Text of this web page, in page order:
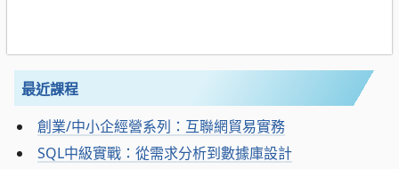
最近課程
創業/中小企經營系列：互聯網貿易實務
SQL中級實戰：從需求分析到數據庫設計